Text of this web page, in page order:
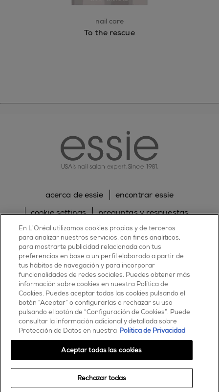
nail care
To the rescue
acerca de essie
encontrar essie
cookie settings
preguntas y respuestas
sitemap
contacta con nosotros
política de cookies
política de privacidad
facebooktwitterpinterestyoutube
ESSIE
30, rue d’Alsace – 92300 Levallois-Perret
FRANCE
900 181 055
En L’Oréal utilizamos cookies propias y de terceros
para analizar nuestros servicios, con fines analíticos,
para mostrarte publicidad relacionada con tus
preferencias en base a un perfil elaborado a partir de
tus hábitos de navegación y para incorporar
funcionalidades de redes sociales. Puedes obtener más
información sobre cookies en nuestra Política de
Cookies. Puedes aceptar todas las cookies pulsando el
botón “Aceptar” o configurarlas o rechazar su uso
pulsando el botón de “Configuración de Cookies”. Puede
consultar la información adicional y detallada sobre
Protección de Datos en nuestra Política de Privacidad
Rechazar todas
Aceptar todas las cookies